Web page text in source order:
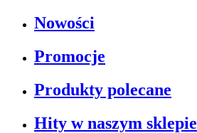
Nowości
Promocje
Produkty polecane
Hity w naszym sklepie